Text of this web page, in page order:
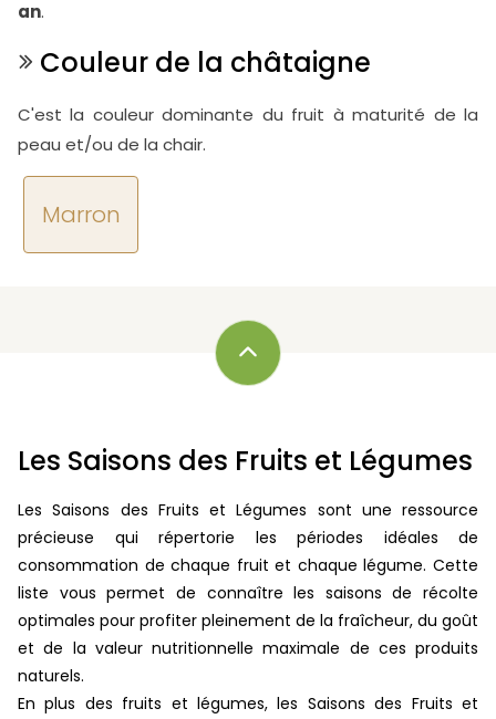
an.
Couleur de la châtaigne
C'est la couleur dominante du fruit à maturité de la
peau et/ou de la chair.
Marron
Les Saisons des Fruits et Légumes
Les Saisons des Fruits et Légumes sont une ressource
précieuse qui répertorie les périodes idéales de
consommation de chaque fruit et chaque légume. Cette
liste vous permet de connaître les saisons de récolte
optimales pour profiter pleinement de la fraîcheur, du goût
et de la valeur nutritionnelle maximale de ces produits
naturels.
En plus des fruits et légumes, les Saisons des Fruits et